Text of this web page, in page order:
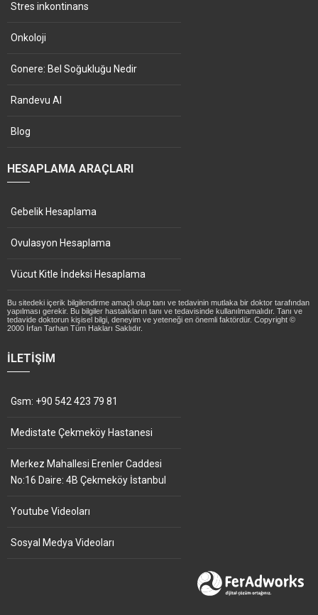
Stres inkontinans
Onkoloji
Gonere: Bel Soğukluğu Nedir
Randevu Al
Blog
HESAPLAMA ARAÇLARI
Gebelik Hesaplama
Ovulasyon Hesaplama
Vücut Kitle İndeksi Hesaplama
Bu sitedeki içerik bilgilendirme amaçlı olup tanı ve tedavinin mutlaka bir doktor tarafından
yapılması gerekir. Bu bilgiler hastalıkların tanı ve tedavisinde kullanılmamalıdır. Tanı ve
tedavide doktorun kişisel bilgi, deneyim ve yeteneği en önemli faktördür. Copyright ©
2000 İrfan Tarhan Tüm Hakları Saklıdır.
İLETIŞIM
Gsm: +90 542 423 79 81
Medistate Çekmeköy Hastanesi
Merkez Mahallesi Erenler Caddesi
No:16 Daire: 4B Çekmeköy İstanbul
Youtube Videoları
Sosyal Medya Videoları